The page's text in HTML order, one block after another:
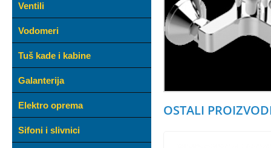
Ventili
Vodomeri
Tuš kade i kabine
Galanterija
Elektro oprema
Sifoni i slivnici
OSTALI